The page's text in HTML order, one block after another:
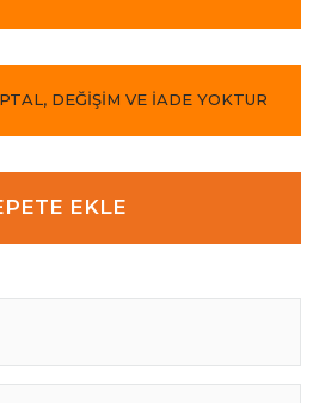
DEĞİŞİM VE İADE YOKTUR
EKLE